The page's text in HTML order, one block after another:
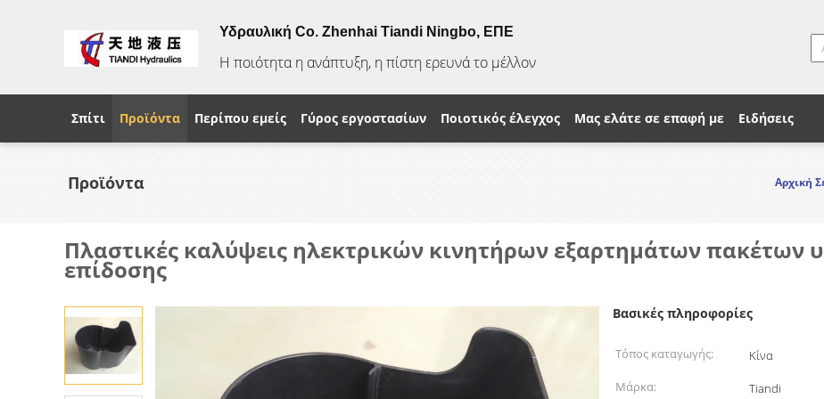
Υδραυλική Co. Zhenhai Tiandi Ningbo, ΕΠΕ
Η ποιότητα η ανάπτυξη, η πίστη ερευνά το μέλλον
Σπίτι Προϊόντα Περίπου εμείς Γύρος εργοστασίων Ποιοτικός έλεγχος Μας ελάτε σε επαφή με Ειδήσεις
Προϊόντα Αρχική
Πλαστικές καλύψεις ηλεκτρικών κινητήρων εξαρτημάτων πακέτων
επίδοσης
Βασικές πληροφορίες
Τόπος καταγωγής:
Κίνα
Μάρκα:
Tiandi